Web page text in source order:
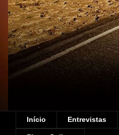
Início Entrevistas